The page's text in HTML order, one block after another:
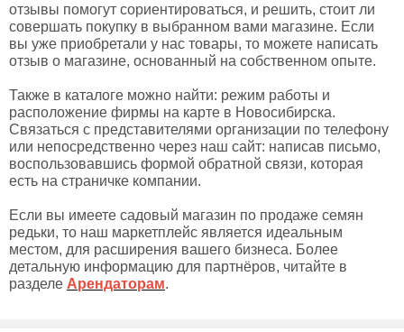
отзывы помогут сориентироваться, и решить, стоит ли
совершать покупку в выбранном вами магазине. Если
вы уже приобретали у нас товары, то можете написать
отзыв о магазине, основанный на собственном опыте.
Также в каталоге можно найти: режим работы и
расположение фирмы на карте в Новосибирска.
Связаться с представителями организации по телефону
или непосредственно через наш сайт: написав письмо,
воспользовавшись формой обратной связи, которая
есть на страничке компании.
Если вы имеете садовый магазин по продаже семян
редьки, то наш маркетплейс является идеальным
местом, для расширения вашего бизнеса. Более
детальную информацию для партнёров, читайте в
разделе Арендаторам.